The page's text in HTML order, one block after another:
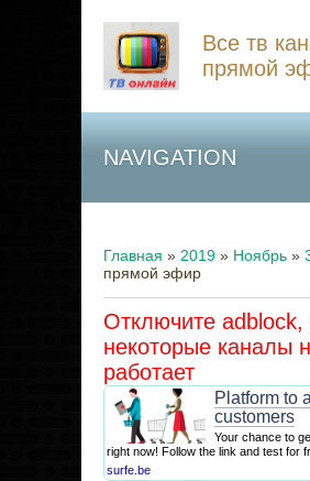
Все тв
прямой
NAVIGATION
Главная » 2019 » Ноябрь »
прямой эфир
Отключите adblock,
некоторые каналы
работает
Platform to
customers
Your chance to
right now! Follow the link and test for
surfe.be